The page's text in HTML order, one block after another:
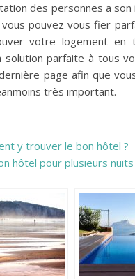
des personnes a son
pouvez vous fier
votre logement en
parfaite à tous
page afin que
très important.
y trouver le bon hôtel ?
hôtel pour plusieurs